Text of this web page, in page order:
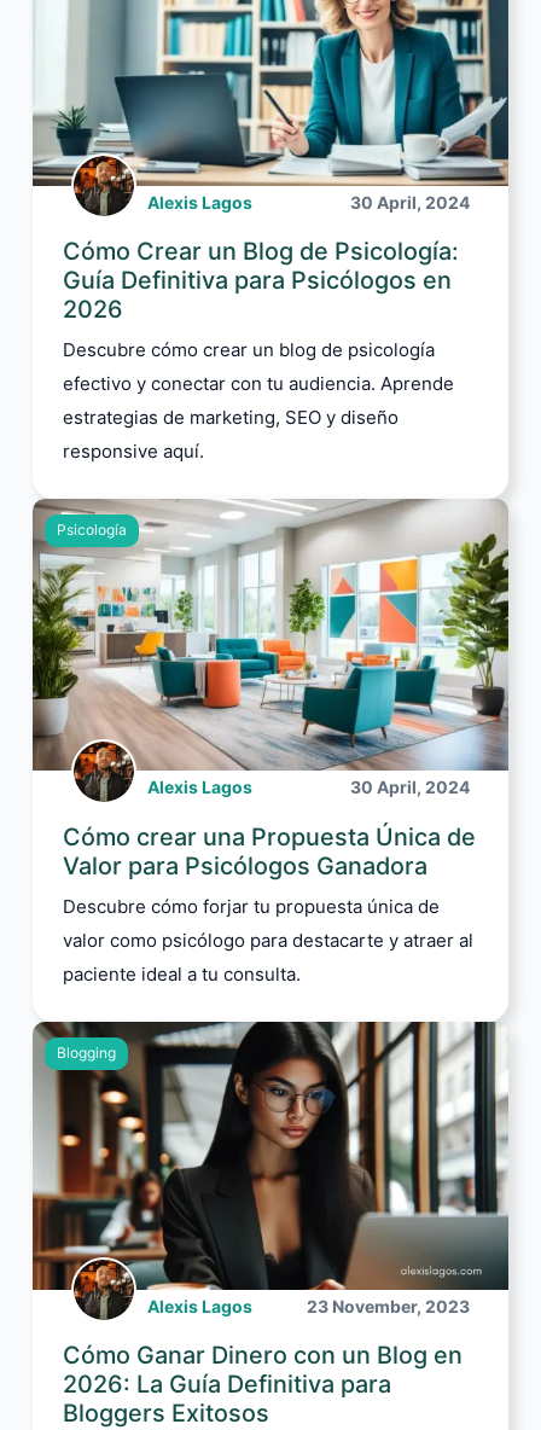
Alexis Lagos 30 April, 2024
Cómo Crear un Blog de Psicología:
Guía Definitiva para Psicólogos en
2026
Descubre cómo crear un blog de psicología
efectivo y conectar con tu audiencia. Aprende
estrategias de marketing, SEO y diseño
responsive aquí.
Psicología
Alexis Lagos 30 April, 2024
Cómo crear una Propuesta Única de
Valor para Psicólogos Ganadora
Descubre cómo forjar tu propuesta única de
valor como psicólogo para destacarte y atraer al
paciente ideal a tu consulta.
Blogging
Alexis Lagos 23 November, 2023
Cómo Ganar Dinero con un Blog en
2026: La Guía Definitiva para
Bloggers Exitosos